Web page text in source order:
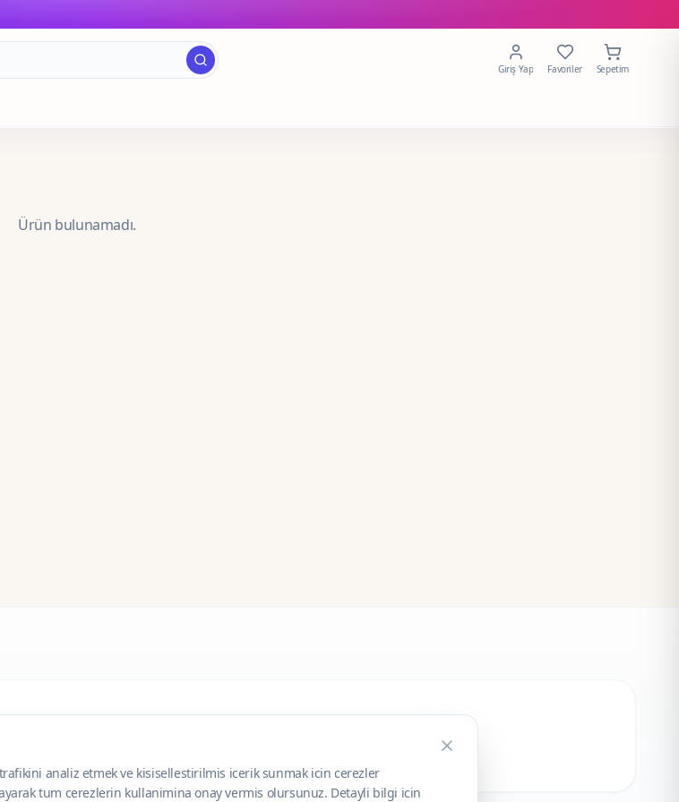
Giriş Yap Favoriler Sepetim
Ürün bulunamadı.
analiz etmek ve kisisellestirilmis icerik sunmak icin cerezler
tum cerezlerin kullanimina onay vermis olursunuz. Detayli bilgi icin